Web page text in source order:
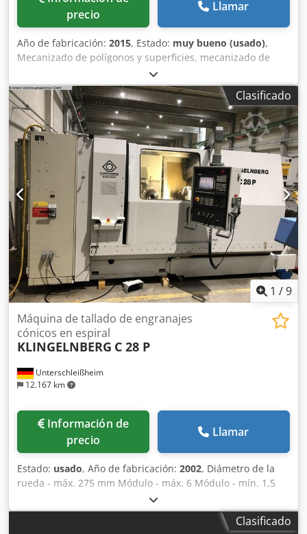
precio
Llamar
Año de fabricación: 2015, Estado: muy bueno (usado),
Mecanizado de polígonos y superficies, mecanizado de
engranajes y ejes estriados, afilado de dientes de
engranajes, mecanizado de topes de cambio, achaflanado
y desbarbado, SCUDDING Djdpsxupg Tsfx Ad Rewa Ver
documento
Clasificado
1 /9
Unterschleißheim
12.167 km
Máquina de tallado de engranajes
cónicos en espiral
KLINGELNBERG C 28 P
Información de
precio
Llamar
Estado: usado, Año de fabricación: 2002, Diámetro de la
rueda - máx. 275 mm Módulo - máx. 6 Módulo - mín. 1,5
Unidad de control SINUMERIK 840 C Ancho de diente 5,5
mm Ángulo espiral min. 0 / max. 60 ° Número de dientes -
máx. 120 Número de dientes - mín. 5 Relación deClasificado